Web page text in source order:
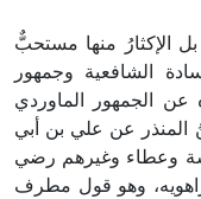
الإكثارُ منها مستحبٌّ
الشافعية وجمهور
الجمهور الماوردي
المنذر عن علي بن أبي
وعطاء وغيرهم رضي
وهو قول مطرف